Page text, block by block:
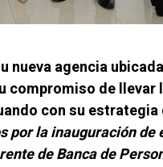
nueva agencia
compromiso de llevar
con su estrategia
por la inauguración de
de Banca de